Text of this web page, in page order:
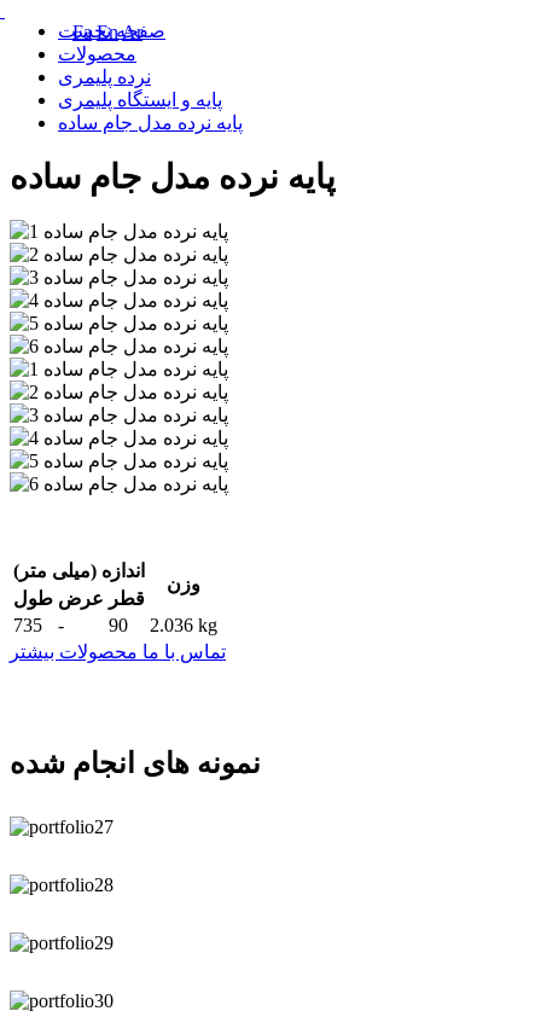
Fa EnAr
صفحه نخست
محصولات
نرده پلیمری
پایه و ایستگاه پلیمری
پایه نرده مدل جام ساده
پایه نرده مدل جام ساده
اندازه (میلی متر)
وزن
طول عرض قطر
735
- 90
2.036 kg
تماس با ما محصولات بیشتر
نمونه های انجام شده